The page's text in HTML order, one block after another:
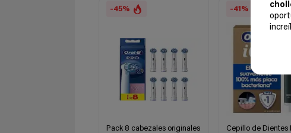
-45%
Pack 8 cabezales originales
-41%
Cepillo de Dientes